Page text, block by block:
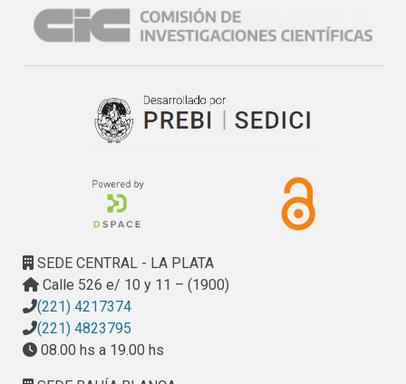
campo y capital, como así también de la lectura de un
trabajo de Graciela Climent (2009) en el cual se estudian las
SEDE CENTRAL - LA PLATA
Calle 526 e/ 10 y 11 – (1900)
(221) 4217374
(221) 4823795
08.00 hs a 19.00 hs